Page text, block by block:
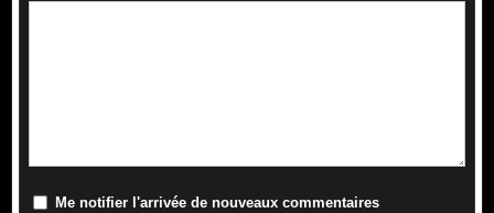
Me notifier l'arrivée de nouveaux commentaires